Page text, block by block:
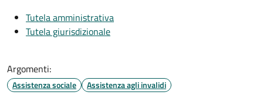
Tutela amministrativa
Tutela giurisdizionale
Argomenti:
Assistenza sociale Assistenza agli invalidi